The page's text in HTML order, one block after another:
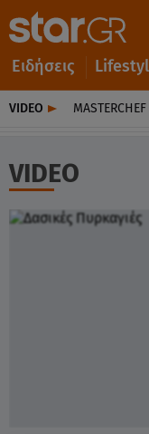
Ειδήσεις
VIDEO MASTERCHEF
VIDEO